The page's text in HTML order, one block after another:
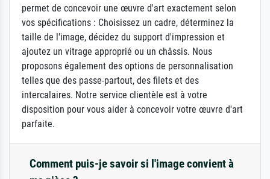
permet de concevoir une œuvre d'art exactement selon
vos spécifications : Choisissez un cadre, déterminez la
taille de l'image, décidez du support d'impression et
ajoutez un vitrage approprié ou un châssis. Nous
proposons également des options de personnalisation
telles que des passe-partout, des filets et des
intercalaires. Notre service clientèle est à votre
disposition pour vous aider à concevoir votre œuvre d'art
parfaite.
Comment puis-je savoir si l'image convient à